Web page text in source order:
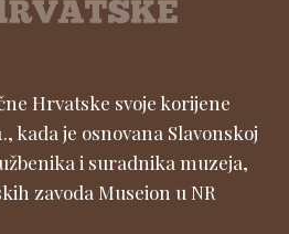
Hrvatske svoje korijene
kada je osnovana Slavonskoj
i suradnika muzeja,
zavoda Museion u NR